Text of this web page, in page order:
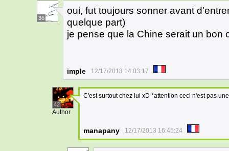
36
oui, fut toujours sonner avant
quelque part)
je pense que la Chine serait un bon
imple 12/17/2013 14:03:17
42
Author
C'est surtout chez lui xD *attention ceci n'est pas
manapany 12/17/2013 16:45:24